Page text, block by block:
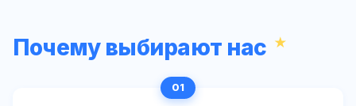
Почему выбирают нас